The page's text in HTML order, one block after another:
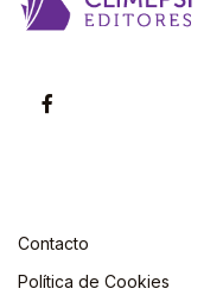
Contacto
Política de Cookies